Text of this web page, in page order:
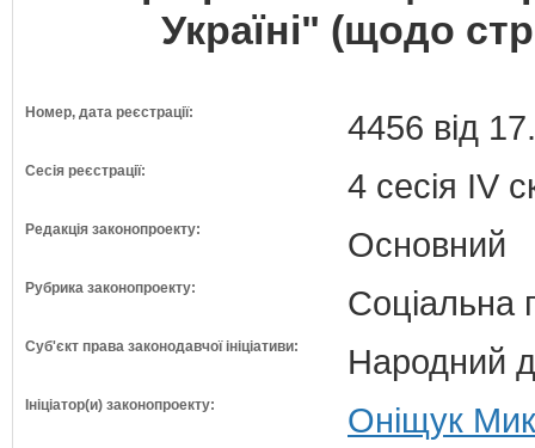
Україні" (щодо
Номер, дата реєстрації: 4456 від
Сесія реєстрації: 4 сесія IV
Редакція законопроекту: Основний
Рубрика законопроекту: Соціальна
Суб'єкт права законодавчої ініціативи: Народний
Ініціатор(и) законопроекту: Оніщук